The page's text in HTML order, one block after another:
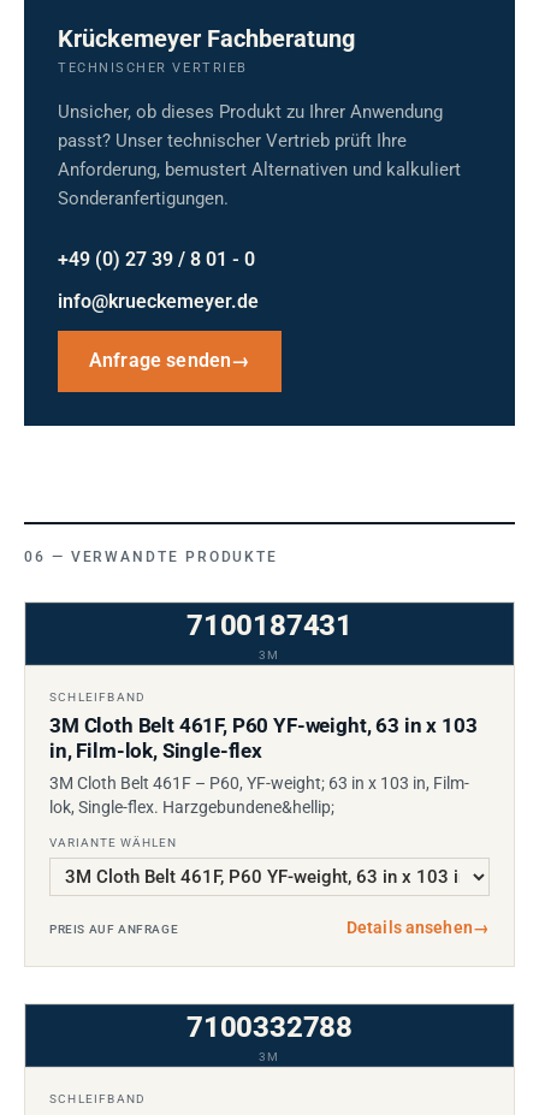
Krückemeyer Fachberatung
TECHNISCHER VERTRIEB
Unsicher, ob dieses Produkt zu Ihrer Anwendung
passt? Unser technischer Vertrieb prüft Ihre
Anforderung, bemustert Alternativen und kalkuliert
Sonderanfertigungen.
+49 (0) 27 39 / 8 01 - 0
info@krueckemeyer.de
Anfrage senden→
VERWANDTE PRODUKTE
7100187431
3M
SCHLEIFBAND
3M Cloth Belt 461F, P60 YF-weight, 63 in x 103
in, Film-lok, Single-flex
3M Cloth Belt 461F – P60, YF-weight; 63 in x 103 in, Film-
lok, Single-flex. Harzgebundene&hellip;
VARIANTE WÄHLEN
PREIS AUF ANFRAGE Details ansehen→
7100332788
3M
SCHLEIFBAND